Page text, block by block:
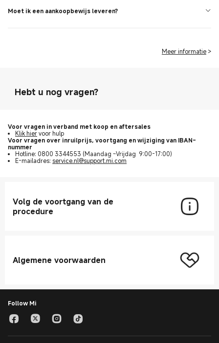
Moet ik een aankoopbewijs leveren?
Meer informatie>
Hebt u nog vragen?
Voor vragen in verband met koop en aftersales
Klik hiervoor hulp
Voor vragen over inruilprijs, voortgang en wijziging van IBAN-
nummer
Hotline: 0800 3344553 (Maandag ~Vrijdag 9:00-17:00)
E-mailadres: service.nl@support.mi.com
Volg de voortgang van de
procedure
Algemene voorwaarden
Follow Mi